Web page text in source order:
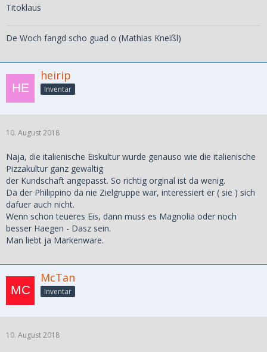
Titoklaus
De Woch fangd scho guad o (Mathias Kneißl)
heirip
Inventar
10. August 2018
Naja, die italienische Eiskultur wurde genauso wie die italienische
Pizzakultur ganz gewaltig
der Kundschaft angepasst. So richtig orginal ist da wenig.
Da der Philippino da nie Zielgruppe war, interessiert er ( sie ) sich
dafuer auch nicht.
Wenn schon teueres Eis, dann muss es Magnolia oder noch
besser Haegen - Dasz sein.
Man liebt ja Markenware.
McTan
Inventar
10. August 2018